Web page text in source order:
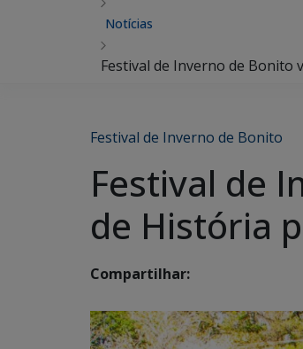
Notícias
Festival de Inverno de Bonito
Festival de Inverno de Bonito
Festival de
de História
Compartilhar: